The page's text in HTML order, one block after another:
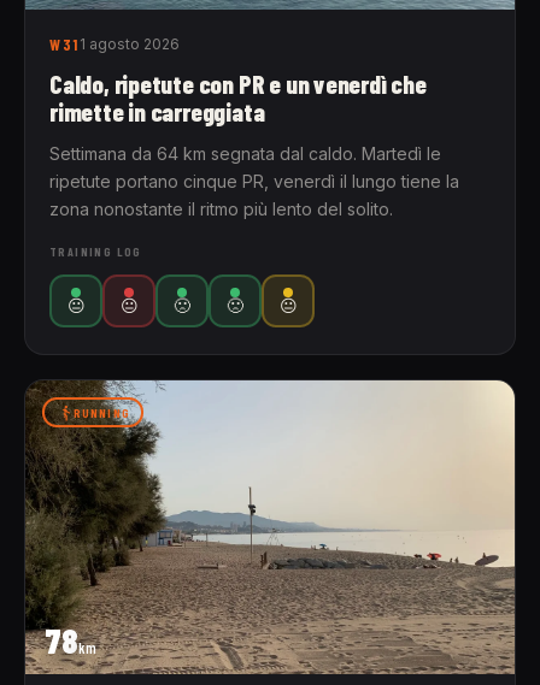
W31 1 agosto 2026
Caldo, ripetute con PR e un venerdì che
rimette in carreggiata
Settimana da 64 km segnata dal caldo. Martedì le
ripetute portano cinque PR, venerdì il lungo tiene la
zona nonostante il ritmo più lento del solito.
TRAINING LOG
😐 😐 🙁 🙁 😐
78km
RUNNING